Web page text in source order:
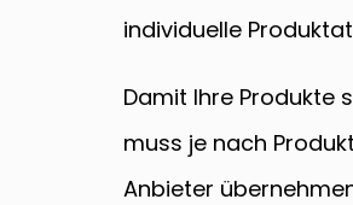
individuelle
Damit Ihre Produkte
muss je nach
Anbieter